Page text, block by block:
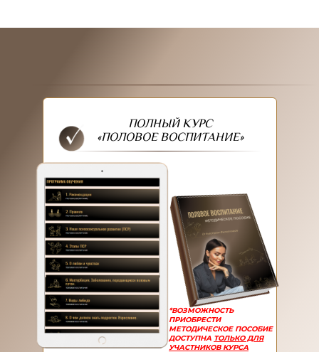
ПОЛНЫЙ КУРС
«ПОЛОВОЕ ВОСПИТАНИЕ»
*ВОЗМОЖНОСТЬ
ПРИОБРЕСТИ
МЕТОДИЧЕСКОЕ ПОСОБИЕ
ДОСТУПНА ТОЛЬКО ДЛЯ
УЧАСТНИКОВ КУРСА